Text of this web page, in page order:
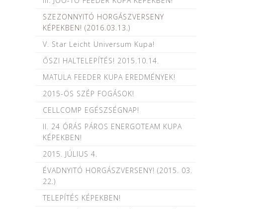
SZEZONNYITÓ HORGÁSZVERSENY
KÉPEKBEN! (2016.03.13.)
V. Star Leicht Universum Kupa!
ŐSZI HALTELEPÍTÉS! 2015.10.14.
MATULA FEEDER KUPA EREDMÉNYEK!
2015-ÖS SZÉP FOGÁSOK!
CELLCOMP EGÉSZSÉGNAP!
II. 24 ÓRÁS PÁROS ENERGOTEAM KUPA
KÉPEKBEN!
2015. JÚLIUS 4.
ÉVADNYITÓ HORGÁSZVERSENY! (2015. 03.
22.)
TELEPÍTÉS KÉPEKBEN!